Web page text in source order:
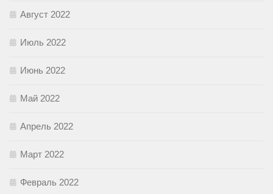
Август 2022
Июль 2022
Июнь 2022
Май 2022
Апрель 2022
Март 2022
Февраль 2022